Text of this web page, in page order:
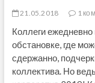
21.05.2018 1
Коллеги
обстановке, где
сдержанно,
коллектива. Но